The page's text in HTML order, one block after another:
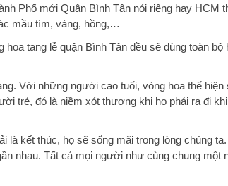
Phố mới Quận Bình Tân nói riêng hay HCM
mầu tím, vàng, hồng,…
hoa tang lễ quận Bình Tân đều sẽ dùng toàn bộ
Với những người cao tuổi, vòng hoa thể hiện
trẻ, đó là niềm xót thương khi họ phải ra đi
là kết thúc, họ sẽ sống mãi trong lòng chúng
nhau. Tất cả mọi người như cùng chung một